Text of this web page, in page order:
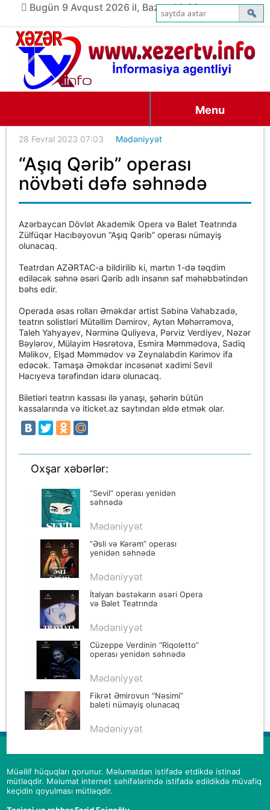
Bugün 9 Avqust 2026 il, Bazar, 13:02
Menu
28 Fevral 2023 07:03 Mədəniyyət
“Aşıq Qərib” operası
növbəti dəfə səhnədə
Azərbaycan Dövlət Akademik Opera və Balet Teatrında
Zülfüqar Hacıbəyovun “Aşıq Qərib” operası nümayiş
olunacaq.
Teatrdan AZƏRTAC-a bildirilib ki, martın 1-də təqdim
ediləcək səhnə əsəri Qərib adlı insanın saf məhəbbətindən
bəhs edir.
Operada əsas rolları Əməkdar artist Səbinə Vahabzadə,
teatrın solistləri Mütəllim Dəmirov, Aytən Məhərrəmova,
Taleh Yahyayev, Nərminə Quliyeva, Pərviz Verdiyev, Nəzər
Bəylərov, Mülayim Həsrətova, Esmira Məmmədova, Sadiq
Məlikov, Elşad Məmmədov və Zeynalabdin Kərimov ifa
edəcək. Tamaşa Əməkdar incəsənət xadimi Sevil
Hacıyeva tərəfindən idarə olunacaq.
Biletləri teatrın kassası ilə yanaşı, şəhərin bütün
kassalarında və iticket.az saytından əldə etmək olar.
Oxşar xəbərlər:
“Sevil” operası yenidən
səhnədə
Mədəniyyət
“Əsli və Kərəm” operası
yenidən səhnədə
Mədəniyyət
İtalyan bəstəkarın əsəri Opera
və Balet Teatrında
Mədəniyyət
Cüzeppe Verdinin “Riqoletto”
operası yenidən səhnədə
Mədəniyyət
Fikrət Əmirovun “Nəsimi”
baleti nümayiş olunacaq
Mədəniyyət
Müəllif hüquqları qorunur. Məlumatdan istifadə etdikdə istinad
mütləqdir. Məlumat internet səhifələrində istifadə edildikdə müvafiq
keçidin qoyulması mütləqdir.